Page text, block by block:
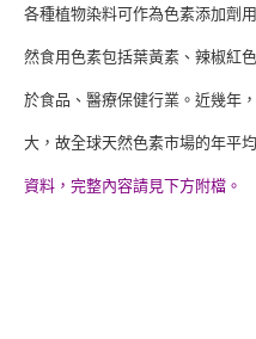
各種植物染料可作為色素添加劑
然食用色素包括葉黃素、辣椒紅
於食品、醫療保健行業。近幾年
大，故全球天然色素市場的年平
資料，完整內容請見下方附檔。